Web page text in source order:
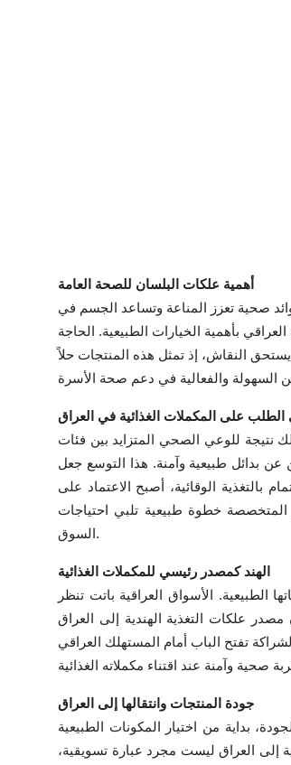
How To
Support Number
أهمية علكات البلسان للصحة العامة
صحية تعزز المناعة وتساعد الجسم في
بأهمية الخيارات الطبيعية. الحاجة
النقاش، إذ تمثل هذه المنتجات حلاً
الطلب على المكملات الغذائية في العراق
نتيجة للوعي الصحي المتزايد بين فئات
بدائل طبيعية وآمنة. هذا التوسع جعل
بالتغذية الوقائية، أصبح الاعتماد على
المتخصصة خطوة طبيعية تلبي احتياجات
السوق.
الهند كمصدر رئيسي للمكملات الغذائية
الطبيعية. الأسواق العراقية باتت تنظر
علكات التغذية الهندية إلى العراق
تفتح الباب أمام المستهلك العراقي
جودة المنتجات وانتقالها إلى العراق
بداية من اختيار المكونات الطبيعية
إلى العراق ليست مجرد عبارة تسويقية،